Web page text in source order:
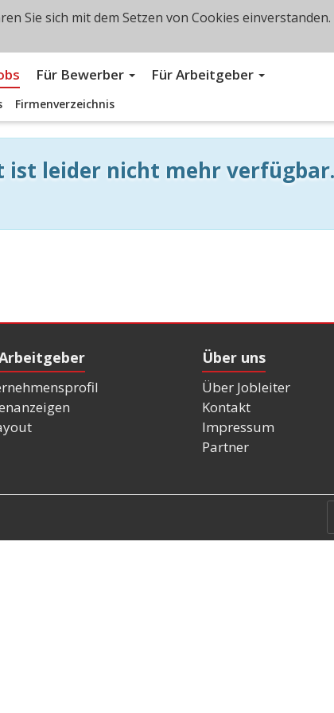
Für Bewerber Für Arbeitgeber
Firmenverzeichnis
ist leider nicht mehr verfügbar.
Über uns
Über Jobleiter
Kontakt
Impressum
Partner
Sie sich mit dem Setzen von Cookies einverstanden.